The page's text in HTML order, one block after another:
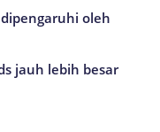
oleh
jauh lebih besar